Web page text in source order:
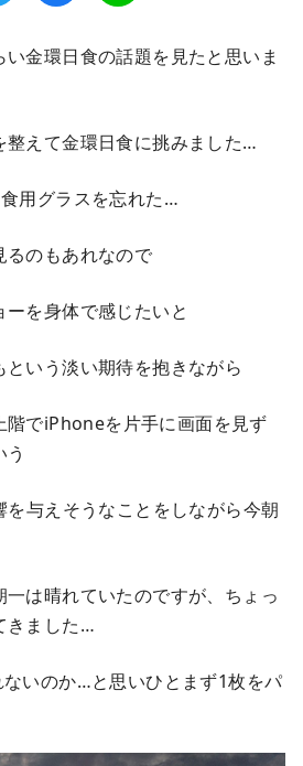
金環日食の話題を見たと思いま
整えて金環日食に挑みました…
用グラスを忘れた…
るのもあれなので
を身体で感じたいと
という淡い期待を抱きながら
階でiPhoneを片手に画面を見ず
を与えそうなことをしながら今朝
は晴れていたのですが、ちょっ
きました…
いのか…と思いひとまず1枚をパ